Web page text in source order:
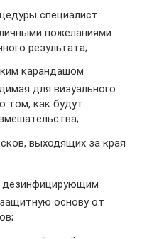
специалист
пожеланиями
результата;
карандашом
для визуального
том, как будут
выходящих за края
дезинфицирующим
основу от